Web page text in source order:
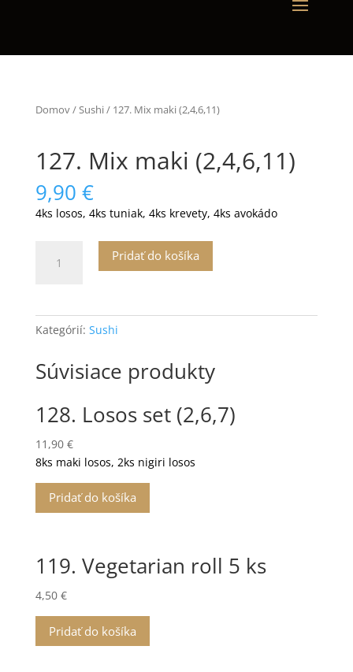
Domov/Sushi/ 127. Mix maki (2,4,6,11)
127. Mix maki (2,4,6,11)
9,90 €
4ks losos, 4ks tuniak, 4ks krevety, 4ks avokádo
(2,4,6,11)
Pridať do košíka
Kategórií: Sushi
Súvisiace produkty
128. Losos set (2,6,7)
11,90 €
8ks maki losos, 2ks nigiri losos
Pridať do košíka
119. Vegetarian roll 5 ks
4,50 €
Pridať do košíka